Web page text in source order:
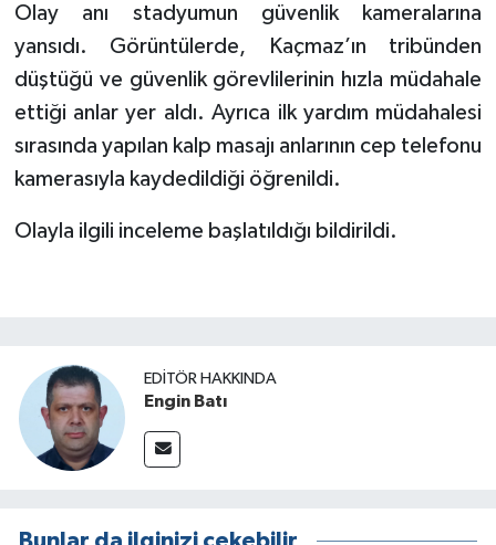
Olay anı stadyumun güvenlik kameralarına
yansıdı. Görüntülerde, Kaçmaz’ın tribünden
düştüğü ve güvenlik görevlilerinin hızla müdahale
ettiği anlar yer aldı. Ayrıca ilk yardım müdahalesi
sırasında yapılan kalp masajı anlarının cep telefonu
kamerasıyla kaydedildiği öğrenildi.
Olayla ilgili inceleme başlatıldığı bildirildi.
EDITÖR HAKKINDA
Engin Batı